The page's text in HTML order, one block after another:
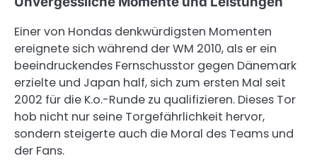
Einer von Hondas denkwürdigsten Momenten
ereignete sich während der WM 2010, als er ein
beeindruckendes Fernschusstor gegen Dänemark
erzielte und Japan half, sich zum ersten Mal seit
2002 für die K.o.-Runde zu qualifizieren. Dieses Tor
hob nicht nur seine Torgefährlichkeit hervor,
sondern steigerte auch die Moral des Teams und
der Fans.